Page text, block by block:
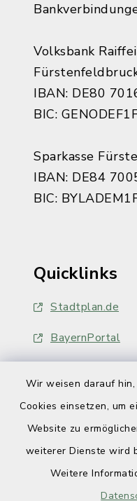
Wir weisen darauf
Cookies einsetzen, um
Website zu
weiterer Dienste wird
Weitere
Volksbank
IBAN: DE80
BIC:
Sparkasse
IBAN: DE84
BIC:
Quicklinks
Stadtplan.de
BayernPortal